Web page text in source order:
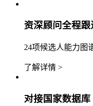
资深顾问全程跟
24项候选人能力图
了解详情 >
对接国家数据库